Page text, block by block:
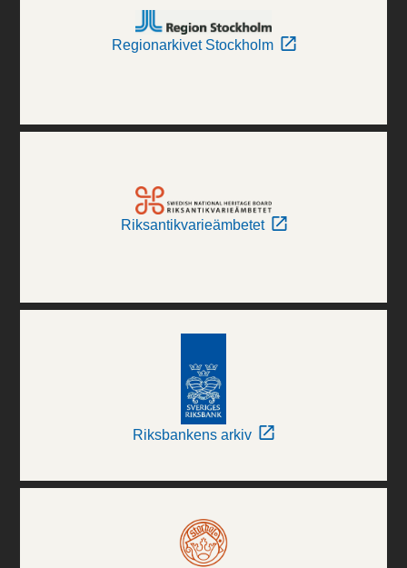
Regionarkivet Stockholm
Riksantikvarieämbetet
Riksbankens arkiv